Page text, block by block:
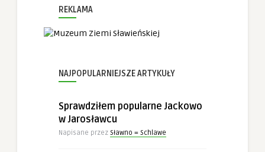
REKLAMA
NAJPOPULARNIEJSZE ARTYKUŁY
Sprawdziłem popularne Jackowo
w Jarosławcu
Napisane przez Sławno = Schlawe
Te pliki cookie
opcjonalne. Są
internetowej.
Abyśmy mogli